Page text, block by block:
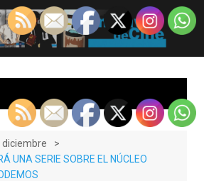
EnClave de Cine
y audiovisual. Punto de encuentro para los
diciembre
UNA SERIE SOBRE EL NÚCLEO